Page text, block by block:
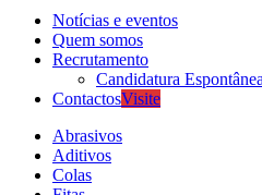
Notícias e eventos
Quem somos
Recrutamento
Candidatura Espontânea
ContactosVisite
Abrasivos
Aditivos
Colas